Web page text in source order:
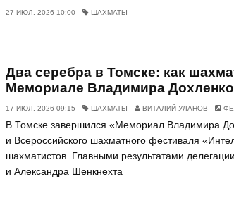
27 ИЮЛ. 2026 10:00 ШАХМАТЫ
Два серебра в Томске: как
Мемориале Владимира Дохленко
17 ИЮЛ. 2026 09:15 ШАХМАТЫ ВИТАЛИЙ УЛАНОВ
В Томске завершился «Мемориал Владимира
и Всероссийского шахматного фестиваля
шахматистов. Главными результатами
и Александра Шенкнехта